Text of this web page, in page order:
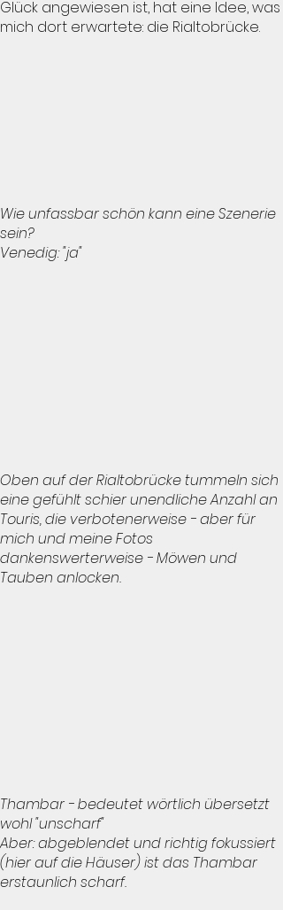
Glück angewiesen ist, hat eine Idee, was
mich dort erwartete: die Rialtobrücke.
Wie unfassbar schön kann eine Szenerie
sein?
Venedig: "ja"
Oben auf der Rialtobrücke tummeln sich
eine gefühlt schier unendliche Anzahl an
Touris, die verbotenerweise - aber für
mich und meine Fotos
dankenswerterweise - Möwen und
Tauben anlocken.
Thambar - bedeutet wörtlich übersetzt
wohl "unscharf"
Aber: abgeblendet und richtig fokussiert
(hier auf die Häuser) ist das Thambar
erstaunlich scharf.